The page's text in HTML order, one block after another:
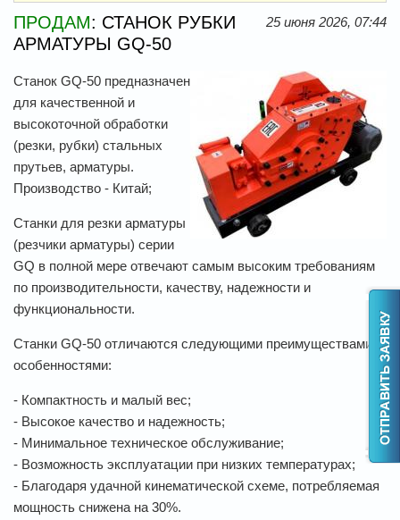
25 июня 2026, 07:44
ПРОДАМ: СТАНОК РУБКИ
АРМАТУРЫ GQ-50
Станок GQ-50 предназначен
для качественной и
высокоточной обработки
(резки, рубки) стальных
прутьев, арматуры.
Производство - Китай;
Станки для резки арматуры
(резчики арматуры) серии
GQ в полной мере отвечают самым высоким требованиям
по производительности, качеству, надежности и
функциональности.
Станки GQ-50 отличаются следующими преимуществами и
особенностями:
- Компактность и малый вес;
- Высокое качество и надежность;
- Минимальное техническое обслуживание;
- Возможность эксплуатации при низких температурах;
- Благодаря удачной кинематической схеме, потребляемая
мощность снижена на 30%.